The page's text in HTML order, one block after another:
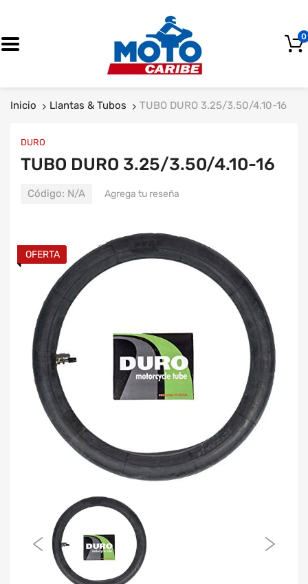
IMPERMEABLE FP CYCLONE NEGRO
NARANJA NEON
0
Inicio Llantas & Tubos TUBO DURO 3.25/3.50/4.10-16
DURO
TUBO DURO 3.25/3.50/4.10-16
Código: N/A Agrega tu reseña
OFERTA